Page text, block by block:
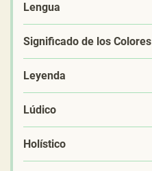
Lengua
Significado de los Colores
Leyenda
Lúdico
Holístico